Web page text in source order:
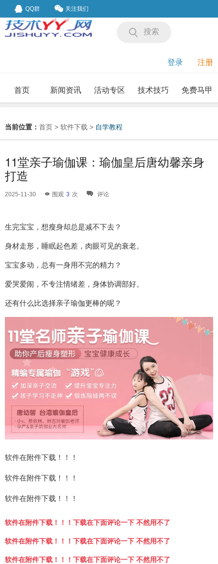
QQ群 关注我们
搜索
登录 注册
首页 新闻资讯 活动专区 技术技巧 免费马甲
当前位置： 首页 > 软件下载 > 自学教程
11堂亲子瑜伽课：瑜伽皇后唐幼馨亲身
打造
2025-11-30 围观 3 次 评论
生完宝宝，想瘦身却总是减不下去？
身材走形，睡眠起色差，肉眼可见的衰老。
宝宝多动，总有一身用不完的精力？
爱哭爱闹，不专注情绪差，身体协调部好。
还有什么比选择亲子瑜伽更棒的呢？
软件在附件下载！！！
软件在附件下载！！！
软件在附件下载！！！
软件在附件下载！！！下载在下面评论一下 不然用不了
软件在附件下载！！！下载在下面评论一下 不然用不了
软件在附件下载！！！下载在下面评论一下 不然用不了